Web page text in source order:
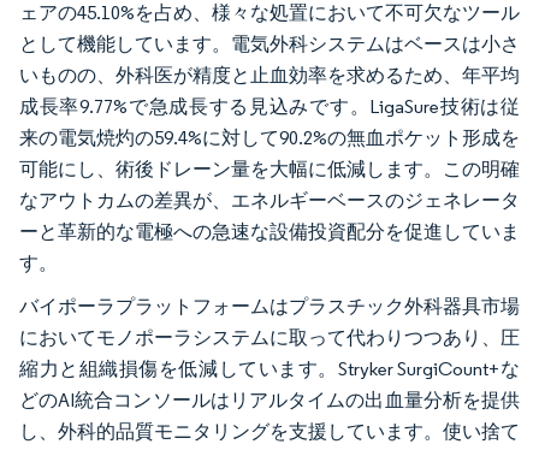
ェアの45.10%を占め、様々な処置において不可欠なツール
として機能しています。電気外科システムはベースは小さ
いものの、外科医が精度と止血効率を求めるため、年平均
成長率9.77%で急成長する見込みです。LigaSure技術は従
来の電気焼灼の59.4%に対して90.2%の無血ポケット形成を
可能にし、術後ドレーン量を大幅に低減します。この明確
なアウトカムの差異が、エネルギーベースのジェネレータ
ーと革新的な電極への急速な設備投資配分を促進していま
す。
バイポーラプラットフォームはプラスチック外科器具市場
においてモノポーラシステムに取って代わりつつあり、圧
縮力と組織損傷を低減しています。Stryker SurgiCount+な
どのAI統合コンソールはリアルタイムの出血量分析を提供
し、外科的品質モニタリングを支援しています。使い捨て